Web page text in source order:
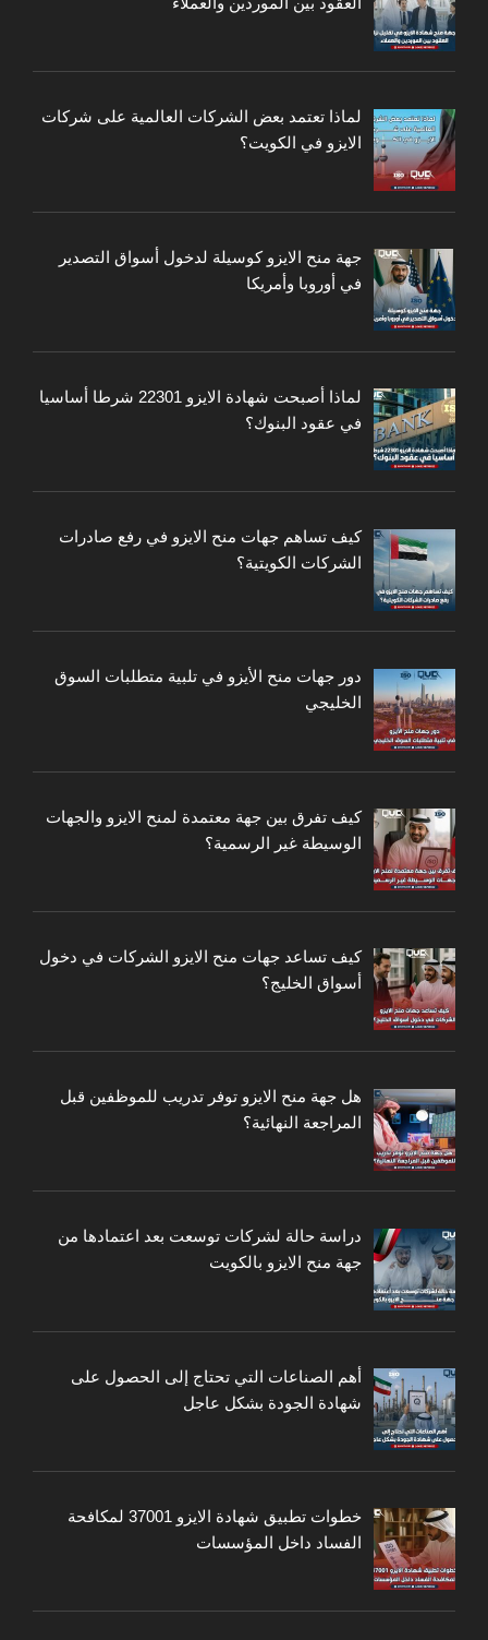
لماذا تعتمد بعض الشركات العالمية على شركات
الايزو في الكويت؟
جهة منح الايزو كوسيلة لدخول أسواق التصدير
في أوروبا وأمريكا
لماذا أصبحت شهادة الايزو 22301 شرطا أساسيا
في عقود البنوك؟
كيف تساهم جهات منح الايزو في رفع صادرات
الشركات الكويتية؟
دور جهات منح الأيزو في تلبية متطلبات السوق
الخليجي
كيف تفرق بين جهة معتمدة لمنح الايزو والجهات
الوسيطة غير الرسمية؟
كيف تساعد جهات منح الايزو الشركات في دخول
أسواق الخليج؟
هل جهة منح الايزو توفر تدريب للموظفين قبل
المراجعة النهائية؟
دراسة حالة لشركات توسعت بعد اعتمادها من
جهة منح الايزو بالكويت
أهم الصناعات التي تحتاج إلى الحصول على
شهادة الجودة بشكل عاجل
خطوات تطبيق شهادة الايزو 37001 لمكافحة
الفساد داخل المؤسسات